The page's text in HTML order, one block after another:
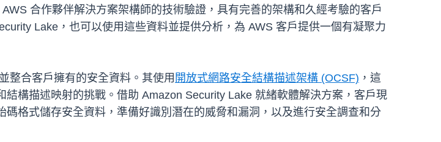
合作夥伴解決方案架構師的技術驗證，具有完善的架構和久經考驗的客戶
Lake，也可以使用這些資料並提供分析，為 AWS 客戶提供一個有凝聚力
整合客戶擁有的安全資料。其使用 開放式網路安全結構描述架構 (OCSF) ，這
構描述映射的挑戰。借助 Amazon Security Lake 就緒軟體解決方案，客戶現
格式儲存安全資料，準備好識別潛在的威脅和漏洞，以及進行安全調查和分